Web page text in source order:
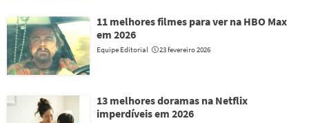
11 melhores filmes para ver na HBO Max
em 2026
Equipe Editorial 23 fevereiro 2026
13 melhores doramas na Netflix
imperdíveis em 2026